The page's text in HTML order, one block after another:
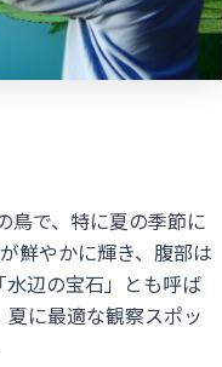
鳥で、特に夏の季節に
鮮やかに輝き、腹部は
辺の宝石」とも呼ば
に最適な観察スポッ